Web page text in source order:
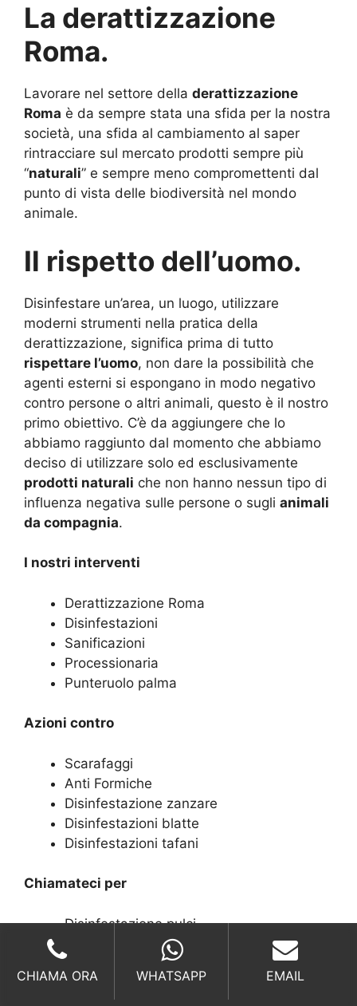
La derattizzazione
Roma.
Lavorare nel settore della derattizzazione
Roma è da sempre stata una sfida per la nostra
società, una sfida al cambiamento al saper
rintracciare sul mercato prodotti sempre più
“naturali” e sempre meno compromettenti dal
punto di vista delle biodiversità nel mondo
animale.
Il rispetto dell’uomo.
Disinfestare un’area, un luogo, utilizzare
moderni strumenti nella pratica della
derattizzazione, significa prima di tutto
rispettare l’uomo, non dare la possibilità che
agenti esterni si espongano in modo negativo
contro persone o altri animali, questo è il nostro
primo obiettivo. C’è da aggiungere che lo
abbiamo raggiunto dal momento che abbiamo
deciso di utilizzare solo ed esclusivamente
prodotti naturali che non hanno nessun tipo di
influenza negativa sulle persone o sugli animali
da compagnia.
I nostri interventi
Derattizzazione Roma
Disinfestazioni
Sanificazioni
Processionaria
Punteruolo palma
Azioni contro
Scarafaggi
Anti Formiche
Disinfestazione zanzare
Disinfestazioni blatte
Disinfestazioni tafani
Chiamateci per
Disinfestazione pulci
Anti blattella germanica
Disinfestazioni mosche
Anti fuochista
CHIAMA ORA WHATSAPP EMAIL